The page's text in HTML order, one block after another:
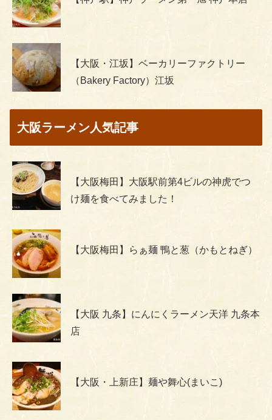
【大阪・江坂】ベーカリーファクトリー
（Bakery Factory）江坂
大阪ラーメン人気記事
【大阪梅田】大阪駅前第4ビルの神虎でつ
け麺を食べてみました！
【大阪梅田】らぁ麺 鴨と葱（かもとねぎ）
【大阪 九条】にんにくラーメン天洋 九条本
店
【大阪・上新庄】麺や舞心(まいこ)